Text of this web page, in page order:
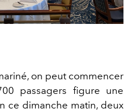
on peut commencer
passagers figure une
ce dimanche matin, deux